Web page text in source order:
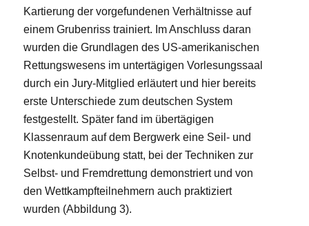
Kartierung der vorgefundenen Verhältnisse auf
einem Grubenriss trainiert. Im Anschluss daran
wurden die Grundlagen des US-amerikanischen
Rettungswesens im untertägigen Vorlesungssaal
durch ein Jury-Mitglied erläutert und hier bereits
erste Unterschiede zum deutschen System
festgestellt. Später fand im übertägigen
Klassenraum auf dem Bergwerk eine Seil- und
Knotenkundeübung statt, bei der Techniken zur
Selbst- und Fremdrettung demonstriert und von
den Wettkampfteilnehmern auch praktiziert
wurden (Abbildung 3).